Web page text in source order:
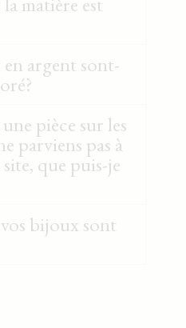
argent sont-
pièce sur les
parviens pas à
que puis-je
bijoux sont